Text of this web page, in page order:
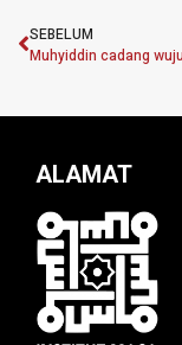
SEBELUM
ALAMAT